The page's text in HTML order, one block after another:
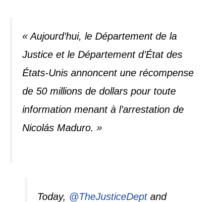
« Aujourd’hui, le Département de la
Justice et le Département d’État des
États-Unis annoncent une récompense
de 50 millions de dollars pour toute
information menant à l’arrestation de
Nicolás Maduro. »
Today, @TheJusticeDeptand